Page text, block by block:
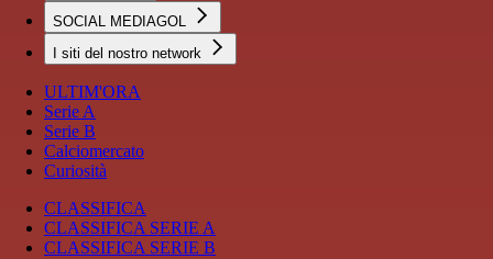
SOCIAL MEDIAGOL
I siti del nostro network
ULTIM'ORA
Serie A
Serie B
Calciomercato
Curiosità
CLASSIFICA
CLASSIFICA SERIE A
CLASSIFICA SERIE B